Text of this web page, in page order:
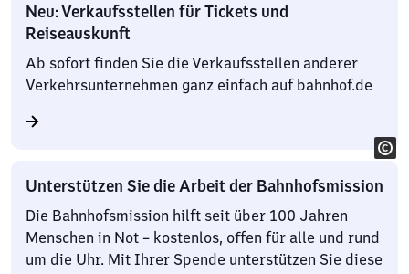
Neu: Verkaufsstellen für Tickets und
Reiseauskunft
Ab sofort finden Sie die Verkaufsstellen anderer
Verkehrsunternehmen ganz einfach auf bahnhof.de
Unterstützen Sie die Arbeit der Bahnhofsmission
Die Bahnhofsmission hilft seit über 100 Jahren
Menschen in Not – kostenlos, offen für alle und rund
um die Uhr. Mit Ihrer Spende unterstützen Sie diese